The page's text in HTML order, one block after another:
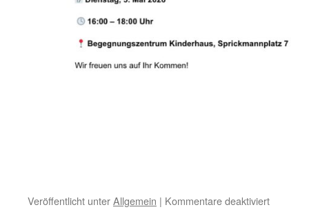
Veröffentlicht unterAllgemein | Kommentare deaktiviertfür